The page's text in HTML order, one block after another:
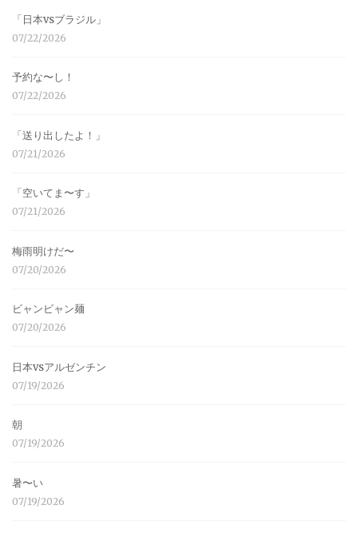
「日本vsブラジル」
07/22/2026
予約な〜し！
07/22/2026
「送り出したよ！」
07/21/2026
「空いてま〜す」
07/21/2026
梅雨明けだ〜
07/20/2026
ビャンビャン麺
07/20/2026
日本vsアルゼンチン
07/19/2026
朝
07/19/2026
暑〜い
07/19/2026